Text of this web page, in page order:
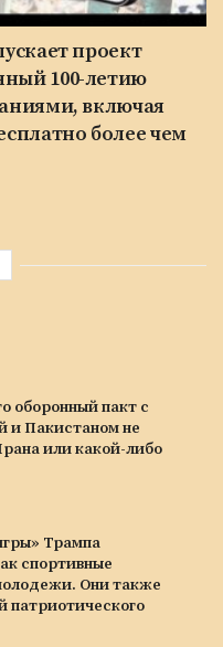
проект
100-летию
включая
более чем
оборонный пакт с
и Пакистаном не
или какой-либо
Трампа
спортивные
Они также
патриотического